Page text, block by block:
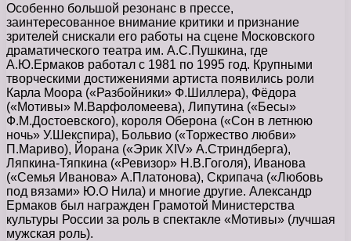
Особенно большой резонанс в прессе,
заинтересованное внимание критики и признание
зрителей снискали его работы на сцене Московского
драматического театра им. А.С.Пушкина, где
А.Ю.Ермаков работал с 1981 по 1995 год. Крупными
творческими достижениями артиста появились роли
Карла Моора («Разбойники» Ф.Шиллера), Фёдора
(«Мотивы» М.Варфоломеева), Липутина («Бесы»
Ф.М.Достоевского), короля Оберона («Сон в летнюю
ночь» У.Шекспира), Больвио («Торжество любви»
П.Мариво), Йорана («Эрик XIV» А.Стриндберга),
Ляпкина-Тяпкина («Ревизор» Н.В.Гоголя), Иванова
(«Семья Иванова» А.Платонова), Скрипача («Любовь
под вязами» Ю.О Нила) и многие другие. Александр
Ермаков был награжден Грамотой Министерства
культуры России за роль в спектакле «Мотивы» (лучшая
мужская роль).